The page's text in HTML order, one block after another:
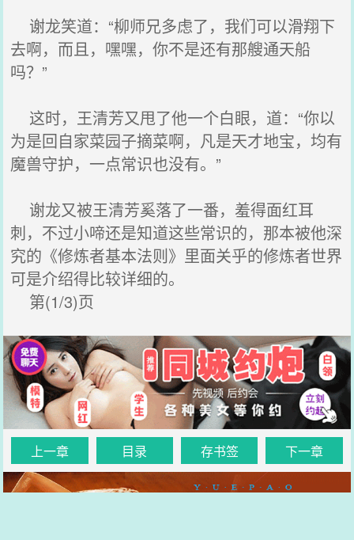
谢龙笑道：“柳师兄多虑了，我们可以滑翔下
去啊，而且，嘿嘿，你不是还有那艘通天船
吗？”
这时，王清芳又甩了他一个白眼，道：“你以
为是回自家菜园子摘菜啊，凡是天才地宝，均有
魔兽守护，一点常识也没有。”
谢龙又被王清芳奚落了一番，羞得面红耳
刺，不过小啼还是知道这些常识的，那本被他深
究的《修炼者基本法则》里面关乎的修炼者世界
可是介绍得比较详细的。
第(1/3)页
上一章 目录 存书签 下一章